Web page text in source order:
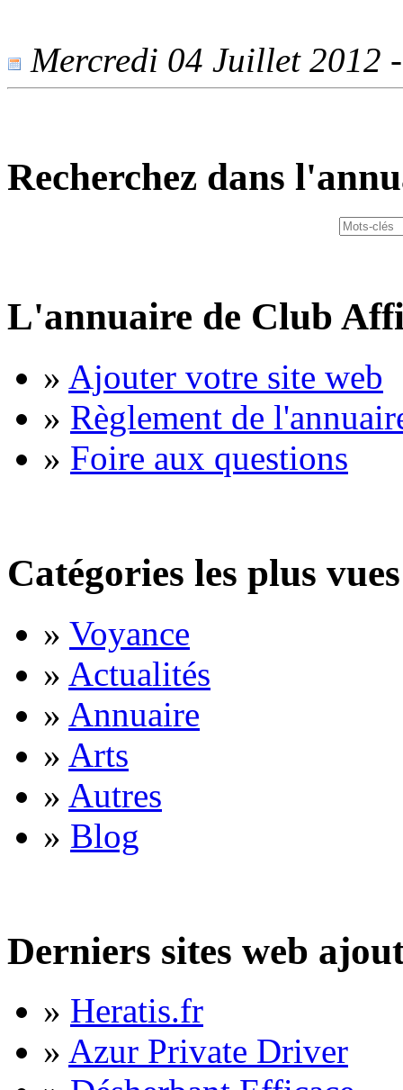
Mercredi 04 Juillet 2012
Recherchez dans
L'annuaire de Club
» Ajouter votre site web
» Règlement de
» Foire aux questions
Catégories les plus vues
» Voyance
» Actualités
» Annuaire
» Arts
» Autres
» Blog
Derniers sites web
» Heratis.fr
» Azur Private Driver